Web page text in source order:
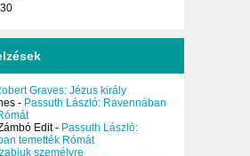
30
Graves: Jézus király
- Passuth László: Ravennában
Edit- Passuth László:
temették Rómát
személyre